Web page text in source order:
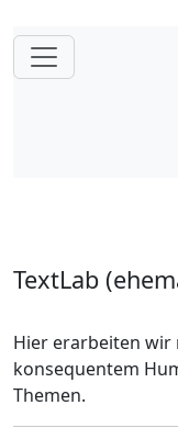
TextLab
Hier erarbeiten
konsequentem
Themen.